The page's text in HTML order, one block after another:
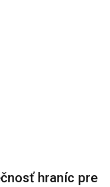
hraníc pre